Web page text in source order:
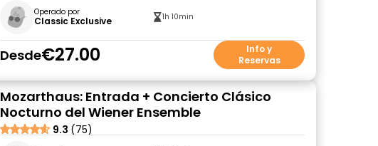
Operado por
Classic Exclusive 1h 10min
Desde€27.00
Info y
Reservas
Mozarthaus: Entrada + Concierto Clásico
Nocturno del Wiener Ensemble
9.3 (75)